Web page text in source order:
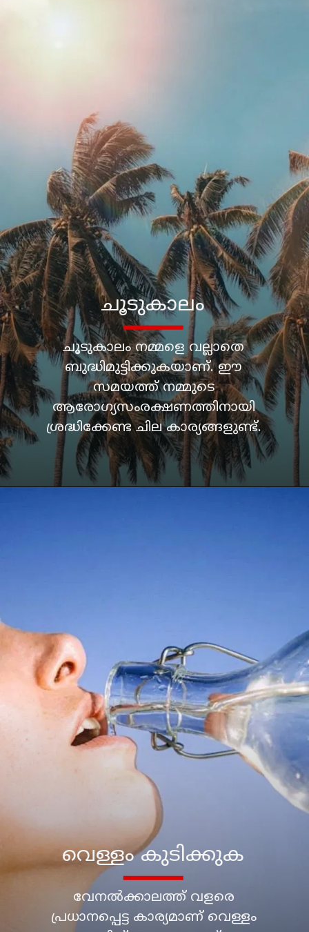
ചൂടുകാലം നമ്മളെ വല്ലാതെ
ബുദ്ധിമുട്ടിക്കുകയാണ്. ഈ
സമയത്ത് നമ്മുടെ
ആരോഗ്യസംരക്ഷണത്തിനായി
ശ്രദ്ധിക്കേണ്ട ചില കാര്യങ്ങളുണ്ട്.
ചൂടുകാലം
വേനൽക്കാലത്ത് വളരെ
പ്രധാനപ്പെട്ട കാര്യമാണ് വെള്ളം